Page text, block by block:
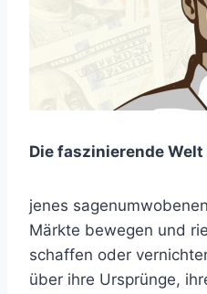
Die faszinierende
jenes
Märkte bewegen und
schaffen oder
über ihre Ursprünge,